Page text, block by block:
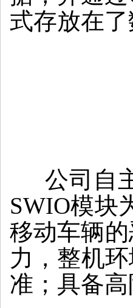
式存放在
公司自
SWIO模块
移动车辆
力，整机
准；具备